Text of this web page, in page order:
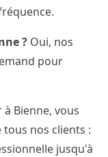
? Oui, nos
pour
Bienne, vous
nos clients :
jusqu'à